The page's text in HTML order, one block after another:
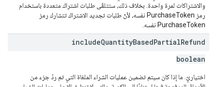
والاشتراكات لمرة واحدة. بخلاف ذلك، ستتلقّى طلبات اشتراك متعددة باستخدام
رمز PurchaseToken نفسه، لأنّ طلبات تجديد الاشتراك تتشارك رمز
PurchaseToken نفسه.
includeQuantityBasedPartialRefund
boolean
اختياريّ. ما إذا كان سيتم تضمين عمليات الشراء الملغاة التي تم ردّ جزء من